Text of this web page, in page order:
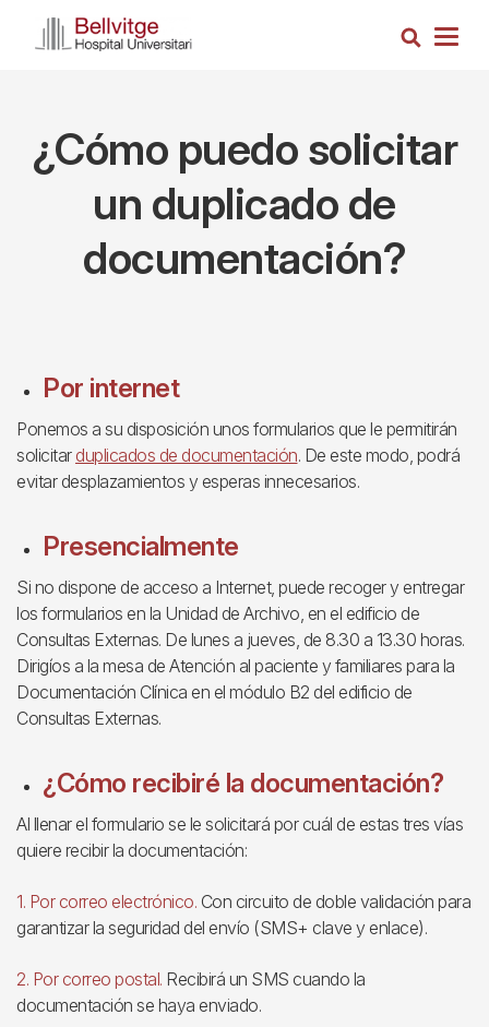
Cerca
¿Cómo puedo solicitar
un duplicado de
documentación?
Por internet
Ponemos a su disposición unos formularios que le permitirán
solicitar duplicados de documentación. De este modo, podrá
evitar desplazamientos y esperas innecesarios.
Presencialmente
Si no dispone de acceso a Internet, puede recoger y entregar
los formularios en la Unidad de Archivo, en el edificio de
Consultas Externas. De lunes a jueves, de 8.30 a 13.30 horas.
Dirigíos a la mesa de Atención al paciente y familiares para la
Documentación Clínica en el módulo B2 del edificio de
Consultas Externas.
¿Cómo recibiré la documentación?
Al llenar el formulario se le solicitará por cuál de estas tres vías
quiere recibir la documentación:
1. Por correo electrónico. Con circuito de doble validación para
garantizar la seguridad del envío (SMS+ clave y enlace).
2. Por correo postal. Recibirá un SMS cuando la
documentación se haya enviado.